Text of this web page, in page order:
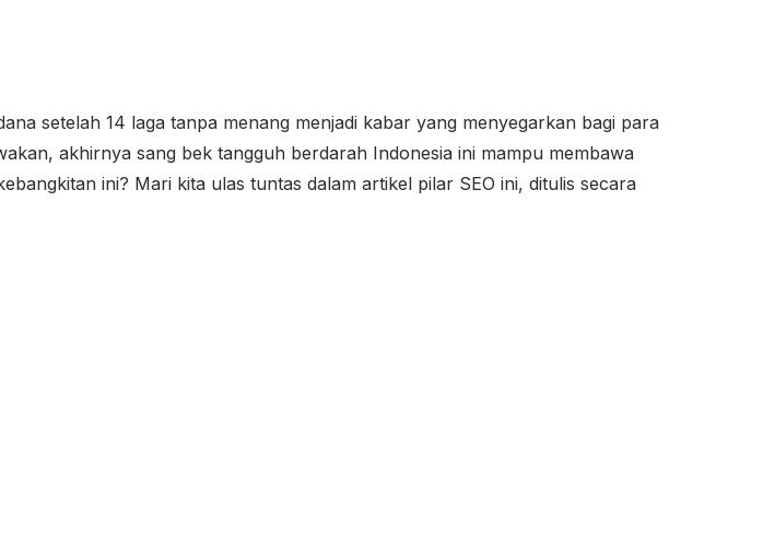
setelah 14 laga tanpa menang menjadi kabar yang menyegarkan bagi para
akhirnya sang bek tangguh berdarah Indonesia ini mampu membawa
ini? Mari kita ulas tuntas dalam artikel pilar SEO ini, ditulis secara